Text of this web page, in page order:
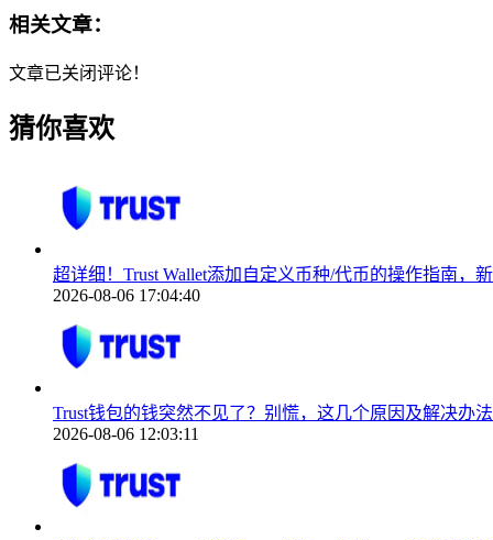
相关文章：
文章已关闭评论！
猜你喜欢
超详细！Trust Wallet添加自定义币种/代币的操作指南，
2026-08-06 17:04:40
Trust钱包的钱突然不见了？别慌，这几个原因及解决办法
2026-08-06 12:03:11